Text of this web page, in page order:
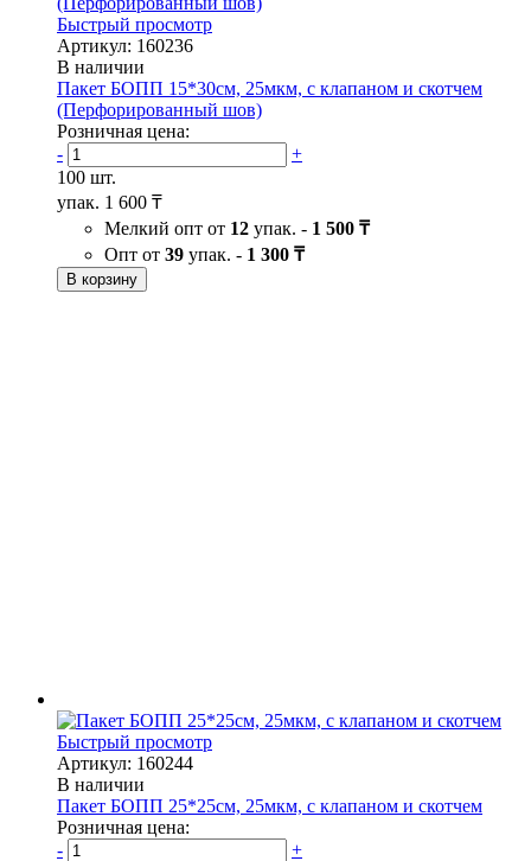
Быстрый просмотр
Артикул: 160236
В наличии
Пакет БОПП 15*30см, 25мкм, с клапаном и скотчем
(Перфорированный шов)
Розничная цена:
-
+
100 шт.
упак. 1 600 ₸
Мелкий опт от 12 упак. - 1 500 ₸
Опт от 39 упак. - 1 300 ₸
В корзину
Быстрый просмотр
Артикул: 160244
В наличии
Пакет БОПП 25*25см, 25мкм, с клапаном и скотчем
Розничная цена:
-
+